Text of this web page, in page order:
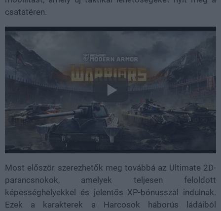
csatatéren.
Most először szerezhetők meg továbbá az Ultimate 2D-
parancsnokok, amelyek teljesen feloldott
képességhelyekkel és jelentős XP-bónusszal indulnak.
Ezek a karakterek a Harcosok háborús ládáiból